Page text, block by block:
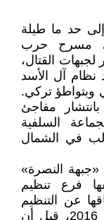
حد ما طيلة
مسرح حرب
لجبهات القتال،
حين استعاد نظام آل الأسد
تركي.
مفاجئ
السلفية
في الشمال
النصرة»
في عام 2012 بوصفها فرع تنظيم
عن التنظيم
تحت اسم «جبهة فتح الشام» في عام 2016، قبل أن